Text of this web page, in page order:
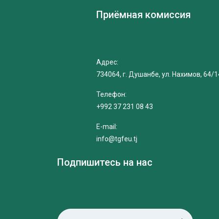
Приёмная комиссия
Адрес:
734064, г. Душанбе, ул. Нахимов, 64/
Телефон:
+992 37 231 08 43
E-mail:
info@tgfeu.tj
Подпишитесь на нас